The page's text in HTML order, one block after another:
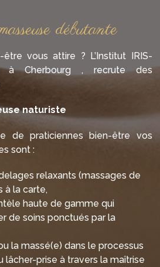
débutante
vous attire ? L’Institut IRIS-
à Cherbourg , recrute des
naturiste
de praticiennes bien-être vos
sont :
relaxants (massages de
à la carte,
haute de gamme qui
de soins ponctués par la
la massé(e) dans le processus
prise à travers la maîtrise